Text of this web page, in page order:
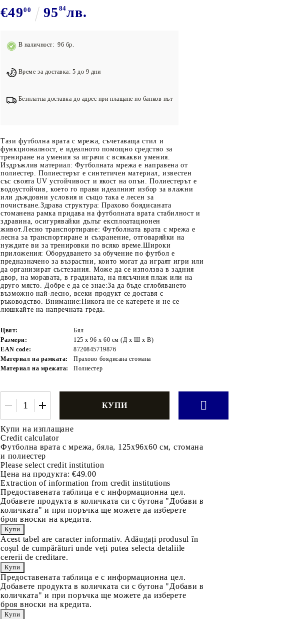
Волейбол
€4900 95 84лв.
В наличност: 96 бр.
Време за доставка: 5 до 9 дни
Безплатна доставка до адрес при плащане по банков път
Тази футболна врата с мрежа, съчетаваща стил и
функционалност, е идеалното помощно средство за
трениране на умения за играчи с всякакви умения.
Издръжлив материал: Футболната мрежа е направена от
полиестер. Полиестерът е синтетичен материал, известен
със своята UV устойчивост и якост на опън. Полиестерът е
водоустойчив, което го прави идеалният избор за влажни
или дъждовни условия и също така е лесен за
почистване.Здрава структура: Прахово боядисаната
стоманена рамка придава на футболната врата стабилност и
здравина, осигурявайки дълъг експлоатационен
живот.Лесно транспортиране: Футболната врата с мрежа е
лесна за транспортиране и съхранение, отговаряйки на
нуждите ви за тренировки по всяко време.Широки
приложения: Оборудването за обучение по футбол е
предназначено за възрастни, които могат да играят игри или
да организират състезания. Може да се използва в задния
двор, на моравата, в градината, на пясъчния плаж или на
друго място. Добре е да се знае:За да бъде сглобяването
възможно най-лесно, всеки продукт се доставя с
ръководство. Внимание:Никога не се катерете и не се
люшкaйте на напречната греда.
Цвят:
Бял
Размери:
125 x 96 x 60 см (Д x Ш x В)
EAN code:
8720845719876
Материал на рамката:
Прахово боядисана стомана
Материал на мрежата:
Полиестер
Купи на изплащане
Credit calculator
Футболна врата с мрежа, бяла, 125x96x60 см, стомана
и полиестер
Please select credit institution
Цена на продукта: €49.00
Extraction of information from credit institutions
Предоставената таблица е с информационна цел.
Добавете продукта в количката си с бутона "Добави в
количката" и при поръчка ще можете да изберете
броя вноски на кредита.
Acest tabel are caracter informativ. Adăugați produsul în
coșul de cumpărături unde veți putea selecta detaliile
cererii de creditare.
Предоставената таблица е с информационна цел.
Добавете продукта в количката си с бутона "Добави в
количката" и при поръчка ще можете да изберете
броя вноски на кредита.